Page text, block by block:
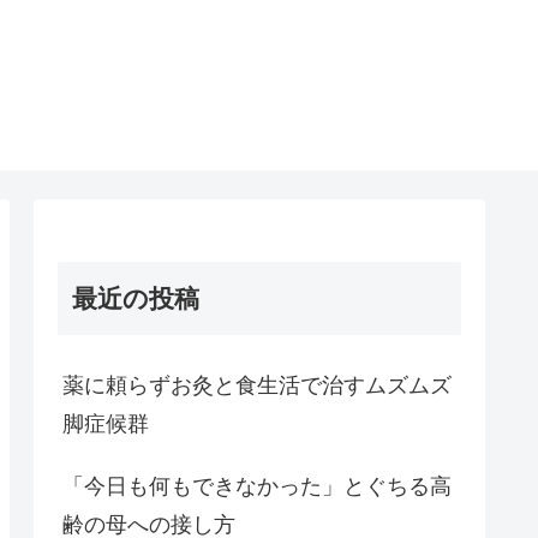
最近の投稿
薬に頼らずお灸と食生活で治すムズムズ
脚症候群
「今日も何もできなかった」とぐちる高
齢の母への接し方